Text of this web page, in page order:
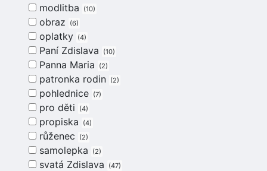
modlitba 10
obraz 6
oplatky 4
Paní Zdislava 10
Panna Maria 2
patronka rodin 2
pohlednice 7
pro děti 4
propiska 4
růženec 2
samolepka 2
svatá Zdislava 47